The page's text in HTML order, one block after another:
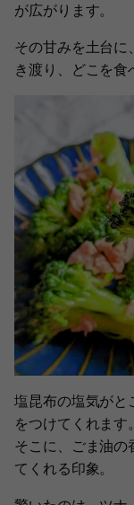
が広がります。
その甘みを土台に
き渡り、どこを食
塩昆布の塩気がと
をつけてくれます。
そこに、ごま油の
てくれる印象。